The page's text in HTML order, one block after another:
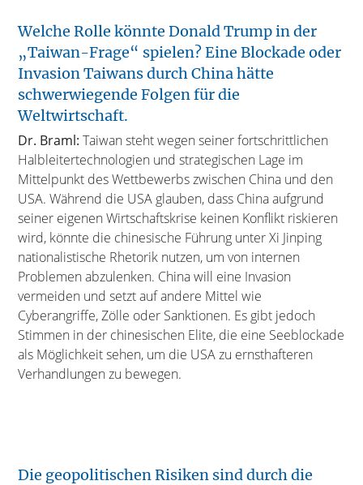
Welche Rolle könnte Donald Trump in der
„Taiwan-Frage“ spielen? Eine Blockade oder
Invasion Taiwans durch China hätte
schwerwiegende Folgen für die
Weltwirtschaft.
Dr. Braml:Taiwan steht wegen seiner fortschrittlichen
Halbleitertechnologien und strategischen Lage im
Mittelpunkt des Wettbewerbs zwischen China und den
USA. Während die USA glauben, dass China aufgrund
seiner eigenen Wirtschaftskrise keinen Konflikt riskieren
wird, könnte die chinesische Führung unter Xi Jinping
nationalistische Rhetorik nutzen, um von internen
Problemen abzulenken. China will eine Invasion
vermeiden und setzt auf andere Mittel wie
Cyberangriffe, Zölle oder Sanktionen. Es gibt jedoch
Stimmen in der chinesischen Elite, die eine Seeblockade
als Möglichkeit sehen, um die USA zu ernsthafteren
Verhandlungen zu bewegen.
Die geopolitischen Risiken sind durch die